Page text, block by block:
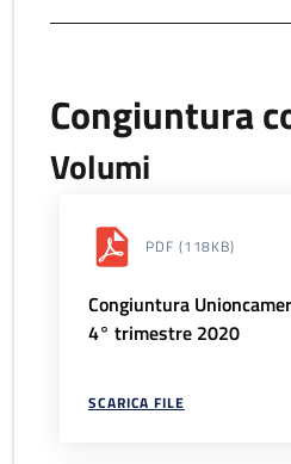
Congiuntura
Volumi
PDF (118KB)
Congiuntura
4° trimestre 2020
SCARICA FILE